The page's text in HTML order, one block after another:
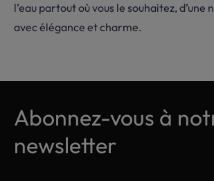
l’eau partout où vous le souhaitez,
avec élégance et charme.
Abonnez-vous à
newsletter